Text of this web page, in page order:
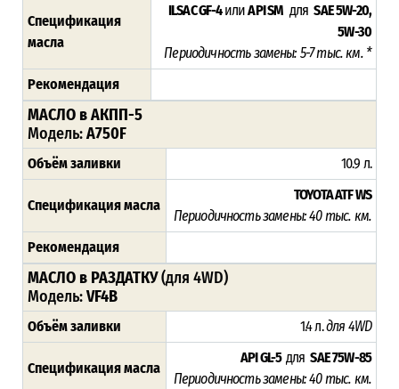
Спецификация
масла
ILSAC GF-4илиAPI SM дляSAE 5W-20,
5W-30
Периодичность замены: 5-7 тыс. км. *
Рекомендация
МАСЛО в АКПП-5
Модель:A750F
Объём заливки 10.9 л.
Спецификация масла
TOYOTA ATF WS
Периодичность замены: 40 тыс. км.
Рекомендация
МАСЛО в РАЗДАТКУ(для 4WD)
Модель:VF4B
Объём заливки 1.4 л.для 4WD
Спецификация масла
API GL-5 дляSAE 75W-85
Периодичность замены: 40 тыс. км.